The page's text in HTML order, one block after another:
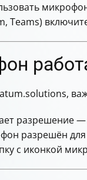
Teams)
разрешение —
разрешён
с иконкой